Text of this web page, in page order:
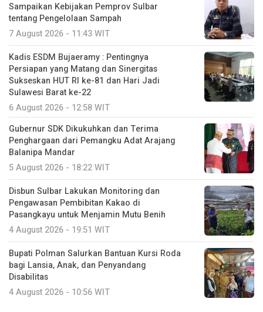
Sampaikan Kebijakan Pemprov Sulbar
tentang Pengelolaan Sampah
7 August 2026 - 11:43 WIT
Kadis ESDM Bujaeramy : Pentingnya
Persiapan yang Matang dan Sinergitas
Sukseskan HUT RI ke-81 dan Hari Jadi
Sulawesi Barat ke-22
6 August 2026 - 12:58 WIT
Gubernur SDK Dikukuhkan dan Terima
Penghargaan dari Pemangku Adat Arajang
Balanipa Mandar
5 August 2026 - 18:22 WIT
Disbun Sulbar Lakukan Monitoring dan
Pengawasan Pembibitan Kakao di
Pasangkayu untuk Menjamin Mutu Benih
4 August 2026 - 19:51 WIT
Bupati Polman Salurkan Bantuan Kursi Roda
bagi Lansia, Anak, dan Penyandang
Disabilitas
4 August 2026 - 10:56 WIT